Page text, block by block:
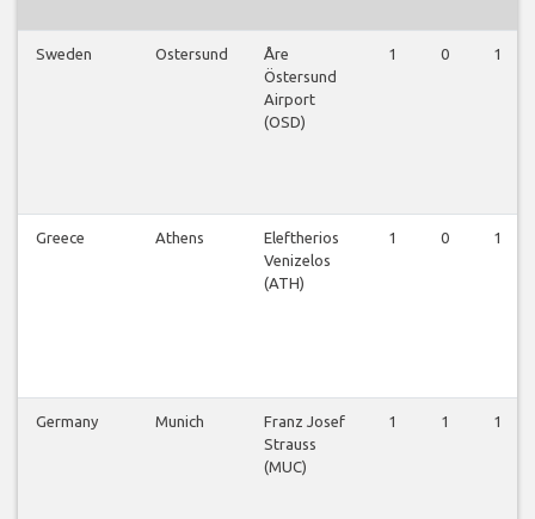
Sweden Ostersund
Åre
Östersund
Airport
(OSD)
1 0 1
Greece Athens
Eleftherios
Venizelos
(ATH)
1 0 1
Germany Munich
Franz Josef
Strauss
(MUC)
1 1 1